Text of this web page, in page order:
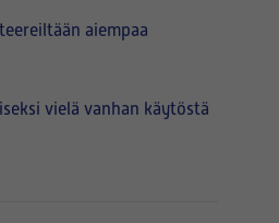
aiempaa
vielä vanhan käytöstä